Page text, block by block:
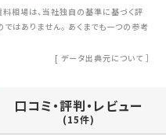
料相場は、当社独自の基準に基づく評
はありません。 あくまでも一つの参考
[ データ出典元について ］
口コミ・評判・レビュー
(15件)